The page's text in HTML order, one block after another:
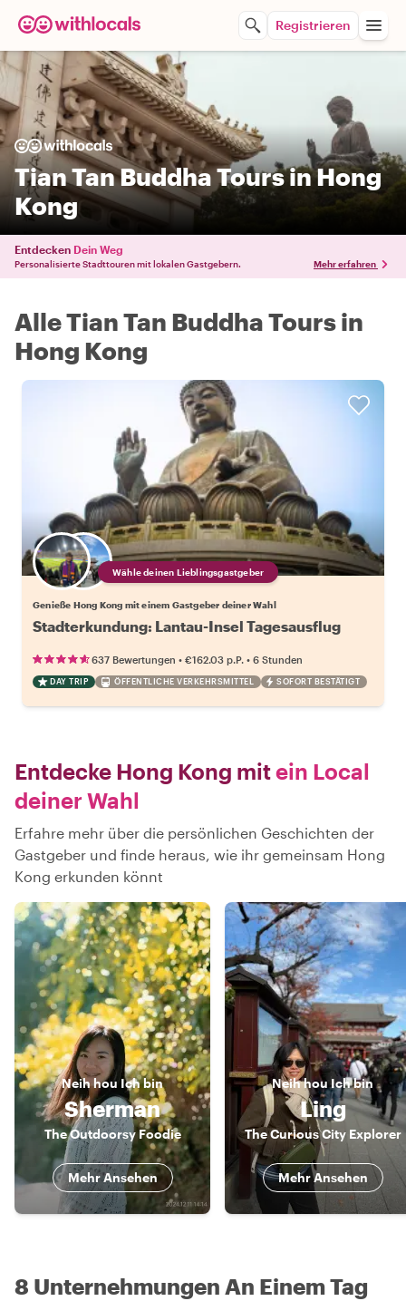
Registrieren
Tian Tan Buddha Tours in Hong
Kong
Entdecken Dein Weg
Personalisierte Stadttouren mit lokalen Gastgebern. Mehr erfahren
Alle Tian Tan Buddha Tours in
Hong Kong
Wähle deinen Lieblingsgastgeber
Genieße Hong Kong mit einem Gastgeber deiner Wahl
Stadterkundung: Lantau-Insel Tagesausflug
637 Bewertungen • €162.03 p.P. • 6 Stunden
DAY TRIP ÖFFENTLICHE VERKEHRSMITTEL SOFORT BESTÄTIGT
Entdecke Hong Kong mitein Local
deiner Wahl
Erfahre mehr über die persönlichen Geschichten der
Gastgeber und finde heraus, wie ihr gemeinsam Hong
Kong erkunden könnt
Neih hou Ich bin
Sherman
The Outdoorsy Foodie
Mehr Ansehen
Neih houIch bin
Ling
The Curious City Explorer
Mehr Ansehen
8 Unternehmungen An Einem Tag